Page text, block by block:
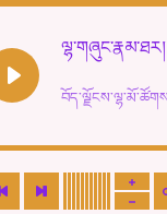
13. ཆུང་འདྲིས། - ཟླ་སྒྲོན།
ཤམ་པ་ལ་ཡི་སྲས་མོ།